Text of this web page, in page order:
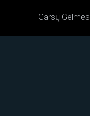
Garsų Gelmės